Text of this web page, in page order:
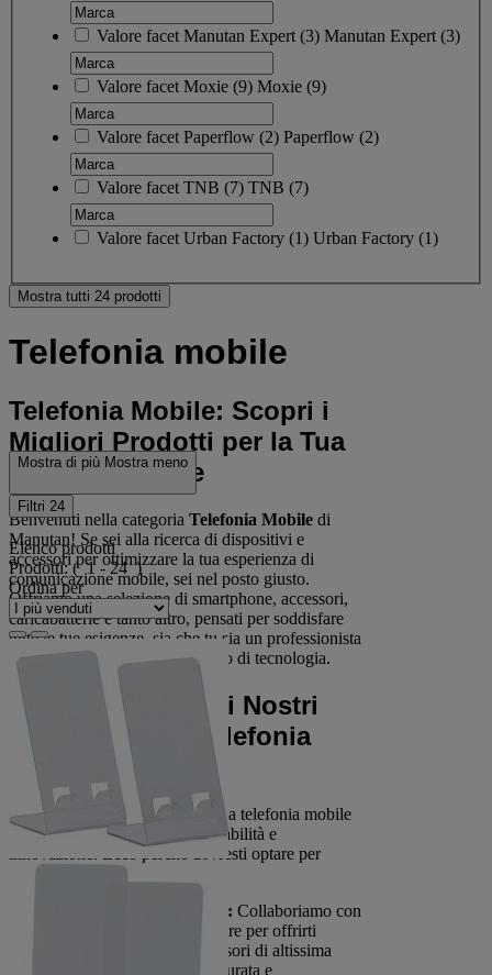
Valore facet Manutan Expert (3) Manutan Expert (3)
Valore facet Moxie (9) Moxie (9)
Valore facet Paperflow (2) Paperflow (2)
Valore facet TNB (7) TNB (7)
Valore facet Urban Factory (1) Urban Factory (1)
Mostra tutti 24 prodotti
Telefonia mobile
Telefonia Mobile: Scopri i
Migliori Prodotti per la Tua
Comunicazione
Benvenuti nella categoria Telefonia Mobile di
Manutan! Se sei alla ricerca di dispositivi e
accessori per ottimizzare la tua esperienza di
comunicazione mobile, sei nel posto giusto.
Offriamo una selezione di smartphone, accessori,
caricabatterie e tanto altro, pensati per soddisfare
tutte le tue esigenze, sia che tu sia un professionista
in movimento o un appassionato di tecnologia.
Perché Scegliere i Nostri
Prodotti per la Telefonia
Mobile?
Acquistare i nostri prodotti per la telefonia mobile
significa scegliere qualità, affidabilità e
innovazione. Ecco perché dovresti optare per
Manutan:
Prodotti di Alta Qualità: Collaboriamo con
i migliori marchi del settore per offrirti
dispositivi mobili e accessori di altissima
qualità, con garanzia di durata e
Mostra di più Mostra meno
Filtri 24
Elenco prodotti
Prodotti:( 1 - 24 )
Ordina per